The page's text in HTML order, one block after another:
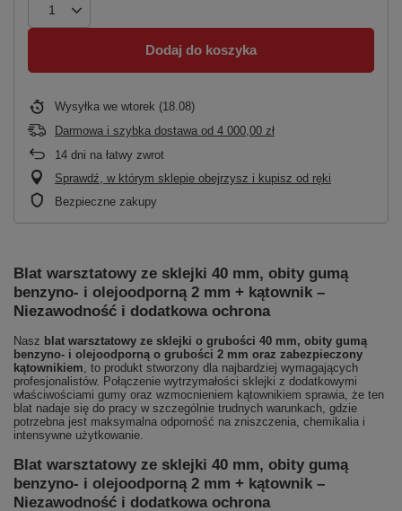
Dodaj do koszyka
Wysyłka we wtorek (18.08)
Darmowa i szybka dostawa od 4 000,00 zł
14 dni na łatwy zwrot
Sprawdź, w którym sklepie obejrzysz i kupisz od ręki
Bezpieczne zakupy
Blat warsztatowy ze sklejki 40 mm, obity gumą
benzyno- i olejoodporną 2 mm + kątownik –
Niezawodność i dodatkowa ochrona
Nasz blat warsztatowy ze sklejki o grubości 40 mm, obity gumą
benzyno- i olejoodporną o grubości 2 mm oraz zabezpieczony
kątownikiem , to produkt stworzony dla najbardziej wymagających
profesjonalistów. Połączenie wytrzymałości sklejki z dodatkowymi
właściwościami gumy oraz wzmocnieniem kątownikiem sprawia, że ten
blat nadaje się do pracy w szczególnie trudnych warunkach, gdzie
potrzebna jest maksymalna odporność na zniszczenia, chemikalia i
intensywne użytkowanie.
Blat warsztatowy ze sklejki 40 mm, obity gumą
benzyno- i olejoodporną 2 mm + kątownik –
Niezawodność i dodatkowa ochrona